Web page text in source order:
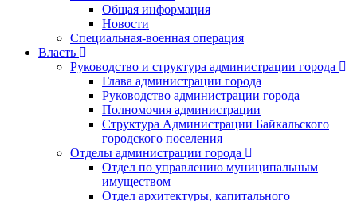
Общая информация
Новости
Специальная-военная операция
Власть
Руководство и структура администрации города
Глава администрации города
Руководство администрации города
Полномочия администрации
Структура Администрации Байкальского
городского поселения
Отделы администрации города
Отдел по управлению муниципальным
имуществом
Отдел архитектуры, капитального